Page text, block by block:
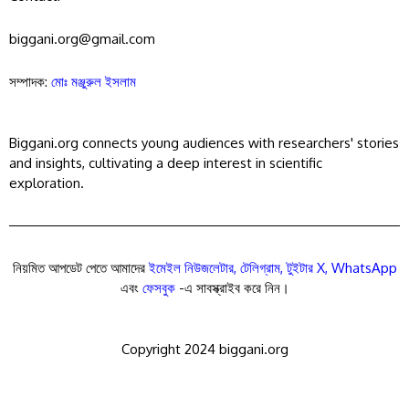
biggani.org@gmail.com
সম্পাদক: মোঃ মঞ্জুরুল ইসলাম
Biggani.org connects young audiences with researchers' stories
and insights, cultivating a deep interest in scientific
exploration.
নিয়মিত আপডেট পেতে আমাদেরইমেইল নিউজলেটার, টেলিগ্রাম,টুইটার X, WhatsApp
এবং ফেসবুক-এ সাবস্ক্রাইব করে নিন।
Copyright 2024 biggani.org